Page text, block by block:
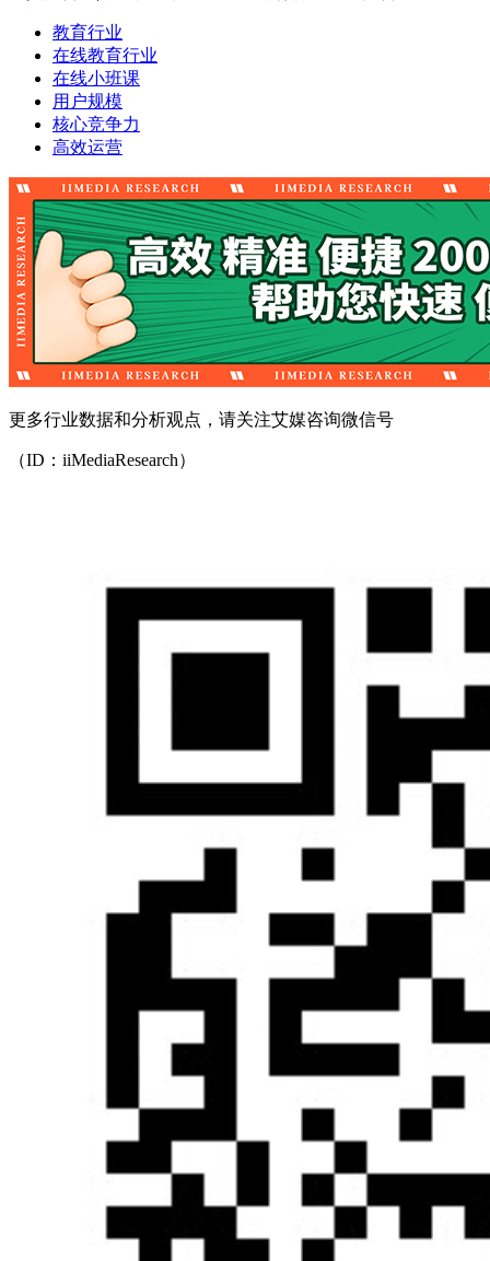
教育行业
在线教育行业
在线小班课
用户规模
核心竞争力
高效运营
更多行业数据和分析观点，请关注艾媒咨询微信号
（ID：iiMediaResearch）